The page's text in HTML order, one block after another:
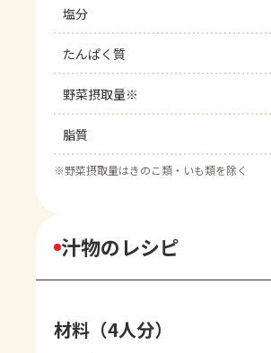
塩分
たんぱく質
野菜摂取量※
脂質
※野菜摂取量はきのこ類・いも類を除く
汁物のレシピ
材料（4人分）